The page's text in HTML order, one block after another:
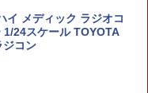
倍★要エントリー】
リアン
イ メディック ラジオコ
1/24スケール TOYOTA
ジコン